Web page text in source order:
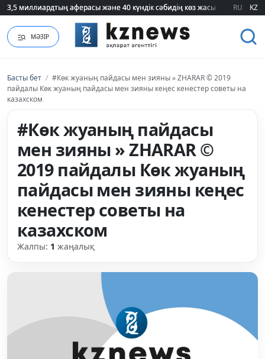
3,5 миллиардтың аферасы және 40 күндік сәбидің көз жасы:
3,5 миллиардтың аферасы және 40 күндік сәбидің көз жасы: RU KZ
МӘЗІР
Басты бет / #Көк жуаның пайдасы мен зияны » ZHARAR © 2019
пайдалы Көк жуаның пайдасы мен зияны кеңес кенестер советы на
казахском
#Көк жуаның пайдасы
мен зияны » ZHARAR ©
2019 пайдалы Көк жуаның
пайдасы мен зияны кеңес
кенестер советы на
казахском
Жалпы: 1 жаңалық